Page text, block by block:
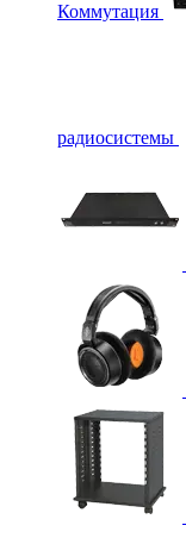
Коммутация
радиосистемы